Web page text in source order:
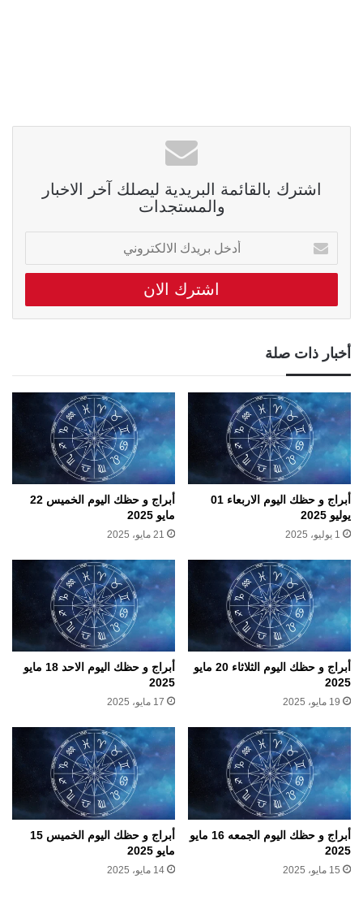
اشترك بالقائمة البريدية ليصلك آخر الاخبار
والمستجدات
أدخل
بريدك
الالكتروني
أخبار ذات صلة
أبراج و حظك اليوم الاربعاء 01
يوليو 2025
1 يوليو، 2025
أبراج و حظك اليوم الخميس 22
مايو 2025
21 مايو، 2025
أبراج و حظك اليوم الثلاثاء 20 مايو
2025
19 مايو، 2025
أبراج و حظك اليوم الاحد 18 مايو
2025
17 مايو، 2025
أبراج و حظك اليوم الجمعه 16 مايو
2025
15 مايو، 2025
أبراج و حظك اليوم الخميس 15
مايو 2025
14 مايو، 2025